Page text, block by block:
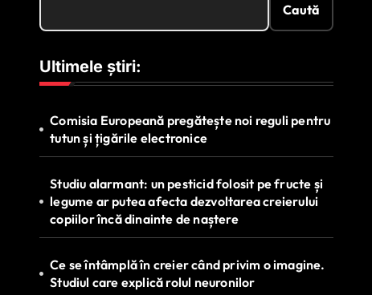
Caută
Ultimele știri:
Comisia Europeană pregătește noi reguli pentru
tutun și țigările electronice
Studiu alarmant: un pesticid folosit pe fructe și
legume ar putea afecta dezvoltarea creierului
copiilor încă dinainte de naștere
Ce se întâmplă în creier când privim o imagine.
Studiul care explică rolul neuronilor